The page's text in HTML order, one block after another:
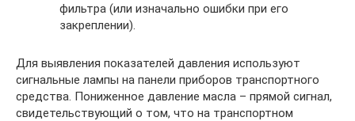
фильтра (или изначально ошибки при его
закреплении).
Для выявления показателей давления используют
сигнальные лампы на панели приборов транспортного
средства. Пониженное давление масла – прямой сигнал,
свидетельствующий о том, что на транспортном